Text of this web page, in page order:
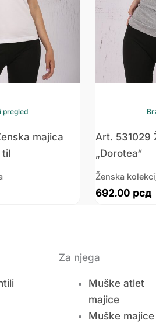
pregled
majica
til
Art. 531029
„Dorotea“
Ženska
692.00 рсд
Za njega
Muške atlet
majice
Muške majice